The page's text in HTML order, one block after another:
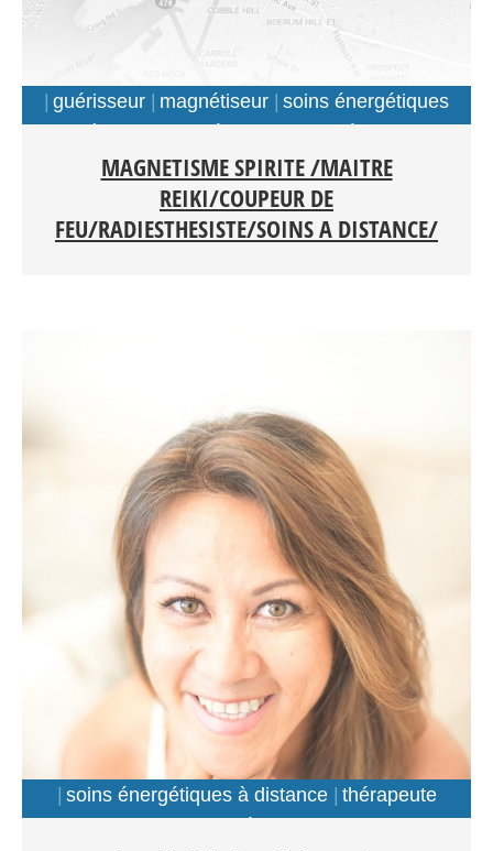
guérisseur magnétiseur
soins énergétiques
MAGNETISME SPIRITE /MAITRE
REIKI/COUPEUR DE
FEU/RADIESTHESISTE/SOINS A DISTANCE/
soins énergétiques à distance
thérapeute